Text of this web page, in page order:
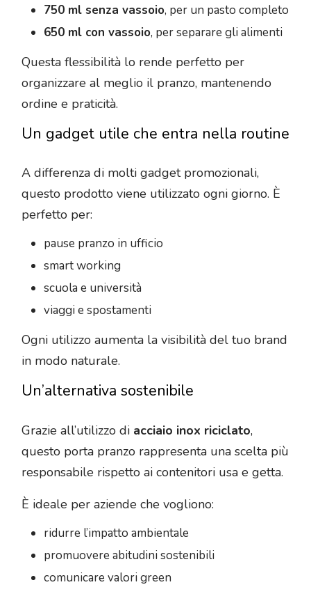
750 ml senza vassoio, per un pasto completo
650 ml con vassoio, per separare gli alimenti
Questa flessibilità lo rende perfetto per
organizzare al meglio il pranzo, mantenendo
ordine e praticità.
Un gadget utile che entra nella routine
A differenza di molti gadget promozionali,
questo prodotto viene utilizzato ogni giorno. È
perfetto per:
pause pranzo in ufficio
smart working
scuola e università
viaggi e spostamenti
Ogni utilizzo aumenta la visibilità del tuo brand
in modo naturale.
Un’alternativa sostenibile
Grazie all’utilizzo di acciaio inox riciclato,
questo porta pranzo rappresenta una scelta più
responsabile rispetto ai contenitori usa e getta.
È ideale per aziende che vogliono:
ridurre l’impatto ambientale
promuovere abitudini sostenibili
comunicare valori green